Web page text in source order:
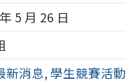
5 月 26 日
新消息, 學生競賽活動